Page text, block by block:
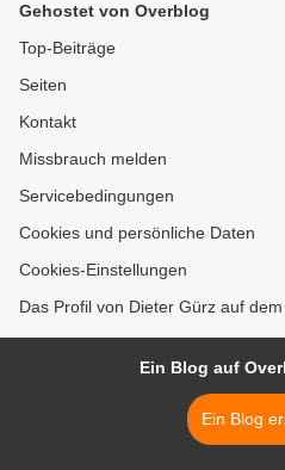
Informationssystem
Gehostet von Overblog
Top-Beiträge
Seiten
Kontakt
Missbrauch melden
Servicebedingungen
Cookies und persönliche Daten
Cookies-Einstellungen
Das Profil von Dieter Gürz auf
Ein Blog auf
Ein Blog